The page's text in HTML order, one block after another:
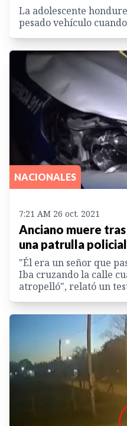
La adolescente
pesado vehículo
NACIONALES
7:21 AM 26 oct. 2021
Anciano muere
una patrulla
"Él era un señor que
Iba cruzando la calle
atropelló", relató un